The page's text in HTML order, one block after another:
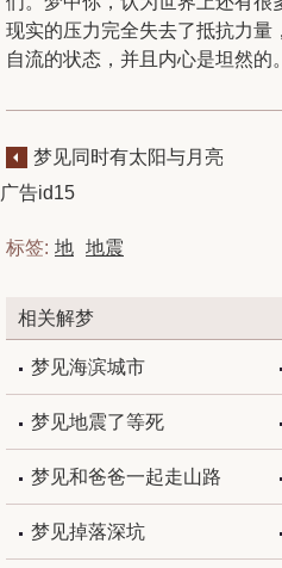
现实的压力完全失去了抵抗力量
自流的状态，并且内心是坦然的。
梦见同时有太阳与月亮
广告id15
标签: 地 地震
相关解梦
梦见海滨城市
梦见地震了等死
梦见和爸爸一起走山路
梦见掉落深坑